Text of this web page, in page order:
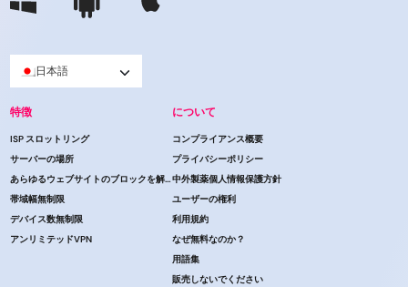
日本語
特徴
ISP スロットリング
サーバーの場所
あらゆるウェブサイトのブロックを解除する
帯域幅無制限
デバイス数無制限
アンリミテッドVPN
について
コンプライアンス概要
プライバシーポリシー
中外製薬個人情報保護方針
ユーザーの権利
利用規約
なぜ無料なのか？
用語集
販売しないでください